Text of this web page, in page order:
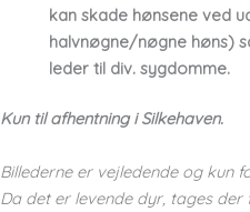
kan skade hønsene ved
halvnøgne/nøgne høns)
leder til div. sygdomme.
Kun til afhentning i Silkehaven.
Billederne er vejledende og kun
Da det er levende dyr, tages